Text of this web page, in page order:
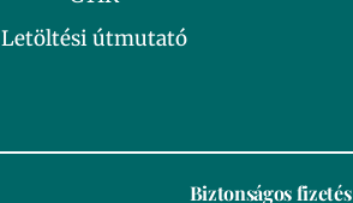
Letöltési útmutató
Biztonságos fizetés